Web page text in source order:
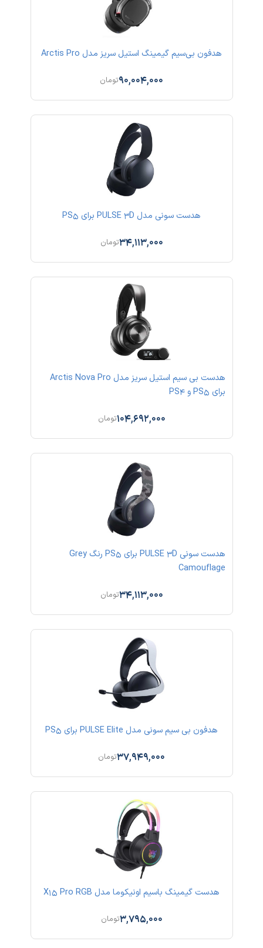
هدفون بی‌سیم گیمینگ استیل سریز مدل Arctis Pro
90,004,000تومان
هدست سونی مدل PULSE 3D برای PS5
34,113,000تومان
هدست بی سیم استیل سریز مدل Arctis Nova Pro
برای PS5 و PS4
104,692,000تومان
هدست سونی PULSE 3D برای PS5 رنگ Grey
Camouflage
34,113,000تومان
هدفون بی سیم سونی مدل PULSE Elite برای PS5
37,949,000تومان
هدست گیمینگ باسیم اونیکوما مدل X15 Pro RGB
3,795,000تومان